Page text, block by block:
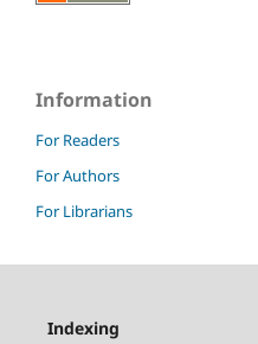
Information
For Readers
For Authors
For Librarians
Indexing